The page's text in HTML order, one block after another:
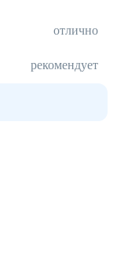
отлично
рекомендует